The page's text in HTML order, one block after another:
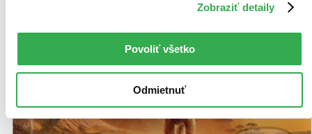
Zobraziť detaily
Povoliť všetko
Odmietnuť